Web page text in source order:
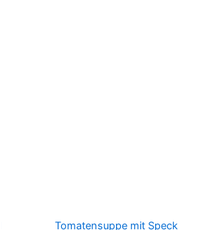
Tomatensuppe mit Speck